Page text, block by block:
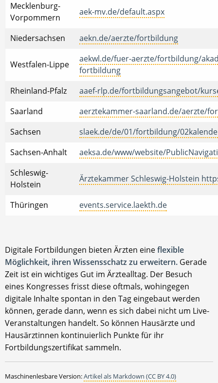
Mecklenburg-
Vorpommern
aek-mv.de/default.aspx
Niedersachsen aekn.de/aerzte/fortbildung
Westfalen-Lippe
aekwl.de/fuer-aerzte/fortbildung/
fortbildung
Rheinland-Pfalz
aaef-rlp.de/fortbildungsangebot/
Saarland
aerztekammer-saarland.de/aerzte/
Sachsen
slaek.de/de/01/fortbildung/
Sachsen-Anhalt
aeksa.de/www/website/
Schleswig-
Holstein
Ärztekammer Schleswig-Holstein
Thüringen events.service.laekth.de
Digitale Fortbildungen bieten Ärzten eineflexible
Möglichkeit, ihren Wissensschatz zu erweitern. Gerade
Zeit ist ein wichtiges Gut im Ärztealltag. Der Besuch
eines Kongresses frisst diese oftmals, wohingegen
digitale Inhalte spontan in den Tag eingebaut werden
können, gerade dann, wenn es sich dabei nicht um Live-
Veranstaltungen handelt. So können Hausärzte und
Hausärztinnen kontinuierlich Punkte für ihr
Fortbildungszertifikat sammeln.
Maschinenlesbare Version:Artikel als Markdown (CC BY 4.0)